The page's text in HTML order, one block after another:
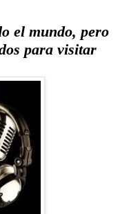
el mundo, pero
para visitar